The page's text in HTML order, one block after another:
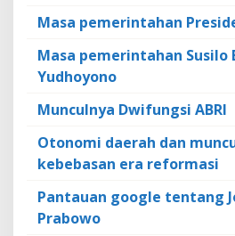
Masa pemerintahan
Masa pemerintahan Susilo
Yudhoyono
Munculnya Dwifungsi ABRI
Otonomi daerah dan
kebebasan era reformasi
Pantauan google tentang
Prabowo